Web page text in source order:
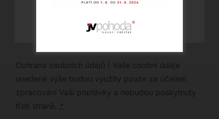
Ochrana osobních údajů | Vaše osobní údaje
uvedené výše budou využity pouze za účelem
zpracování Vaší poptávky a nebudou poskytnuty
třetí straně. *